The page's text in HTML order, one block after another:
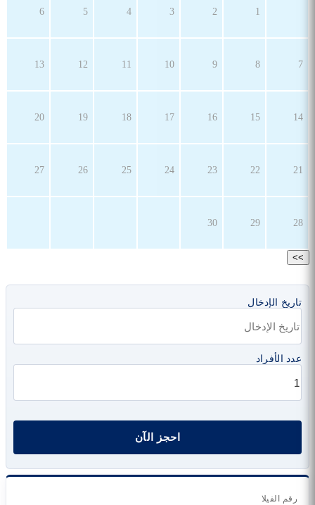
1
2
3
4
5
6
7
8
9
10
11
12
13
14
15
16
17
18
19
20
21
22
23
24
25
26
27
28
29
30
>>
تاريخ الإدخال
عدد الأفراد
رقم الفيلا